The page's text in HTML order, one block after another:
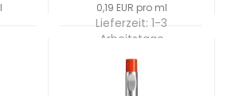
0,19 EUR pro ml
Lieferzeit: 1-3
Arbeitstage